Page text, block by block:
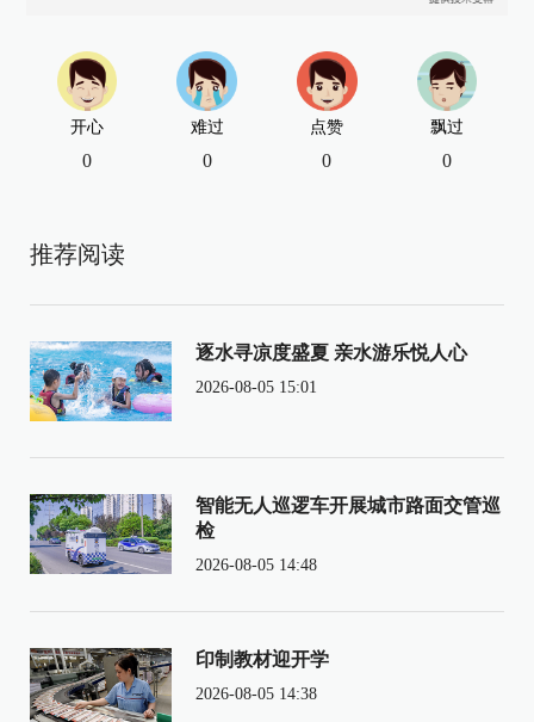
开心
0
难过
0
点赞
0
飘过
0
推荐阅读
逐水寻凉度盛夏 亲水游乐悦人心
2026-08-05 15:01
智能无人巡逻车开展城市路面交管巡
检
2026-08-05 14:48
印制教材迎开学
2026-08-05 14:38